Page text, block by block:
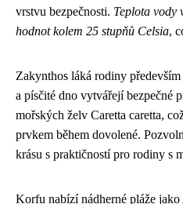
vrstvu bezpečnosti. Teplota vody
hodnot kolem 25 stupňů Celsia,
Zakynthos láká rodiny
a písčité dno vytvářejí bezpečné
mořských želv Caretta caretta,
prvkem během dovolené.
krásu s praktičností pro rodiny s
Korfu nabízí nádherné pláže